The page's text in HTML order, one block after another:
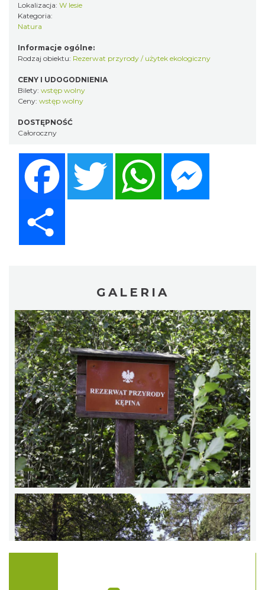
Lokalizacja: W lesie
Kategoria:
Natura
Informacje ogólne:
Rodzaj obiektu: Rezerwat przyrody / użytek ekologiczny
CENY I UDOGODNIENIA
Bilety: wstęp wolny
Ceny: wstęp wolny
DOSTĘPNOŚĆ
Całoroczny
Twitter WhatsApp
GALERIA